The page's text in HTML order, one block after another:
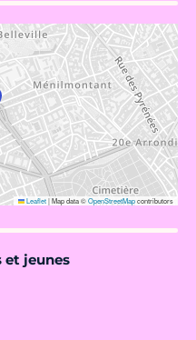
Leaflet|Map data ©OpenStreetMapcontributors
et jeunes